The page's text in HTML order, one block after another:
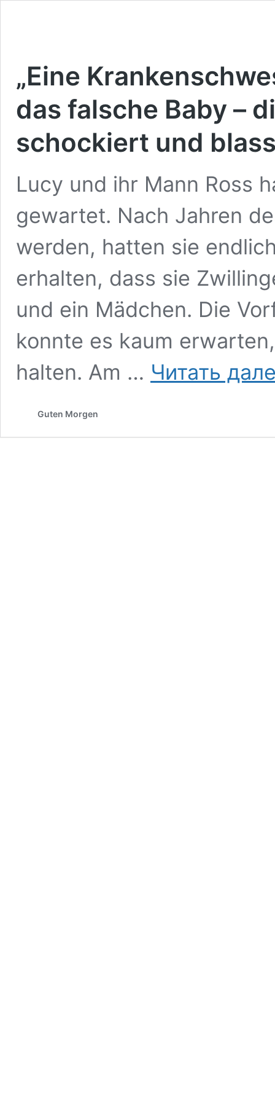
„Eine
das falsche Baby –
schockiert und
Lucy und ihr Mann Ross
gewartet. Nach Jahren
werden, hatten sie
erhalten, dass sie
und ein Mädchen. Die
konnte es kaum
halten. Am … Читать
Guten Morgen